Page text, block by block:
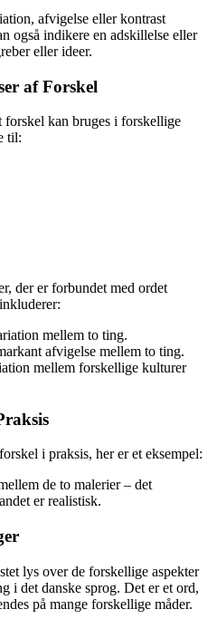
afvigelse eller kontrast
også indikere en adskillelse eller
eller ideer.
af Forskel
forskel kan bruges i forskellige
til:
der er forbundet med ordet
mellem to ting.
afvigelse mellem to ting.
mellem forskellige kulturer
i praksis, her er et eksempel:
de to malerier – det
er realistisk.
lys over de forskellige aspekter
i det danske sprog. Det er et ord,
på mange forskellige måder.